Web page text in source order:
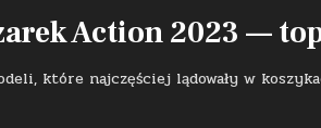
Action 2023 —
które najczęściej lądowały w